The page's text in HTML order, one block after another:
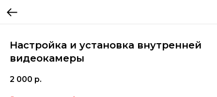
Настройка и установка внутренней
видеокамеры
2 000 р.